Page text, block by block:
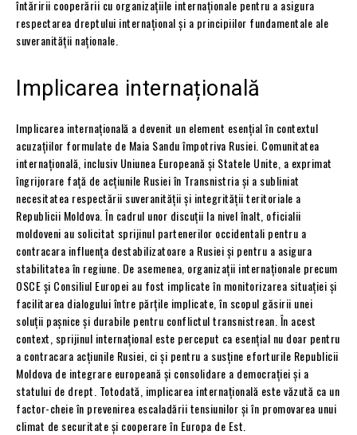
întăririi cooperării cu organizațiile internaționale pentru a asigura
respectarea dreptului internațional și a principiilor fundamentale ale
suveranității naționale.
Implicarea internațională
Implicarea internațională a devenit un element esențial în contextul
acuzațiilor formulate de Maia Sandu împotriva Rusiei. Comunitatea
internațională, inclusiv Uniunea Europeană și Statele Unite, a exprimat
îngrijorare față de acțiunile Rusiei în Transnistria și a subliniat
necesitatea respectării suveranității și integrității teritoriale a
Republicii Moldova. În cadrul unor discuții la nivel înalt, oficialii
moldoveni au solicitat sprijinul partenerilor occidentali pentru a
contracara influența destabilizatoare a Rusiei și pentru a asigura
stabilitatea în regiune. De asemenea, organizații internaționale precum
OSCE și Consiliul Europei au fost implicate în monitorizarea situației și
facilitarea dialogului între părțile implicate, în scopul găsirii unei
soluții pașnice și durabile pentru conflictul transnistrean. În acest
context, sprijinul internațional este perceput ca esențial nu doar pentru
a contracara acțiunile Rusiei, ci și pentru a susține eforturile Republicii
Moldova de integrare europeană și consolidare a democrației și a
statului de drept. Totodată, implicarea internațională este văzută ca un
factor-cheie în prevenirea escaladării tensiunilor și în promovarea unui
climat de securitate și cooperare în Europa de Est.